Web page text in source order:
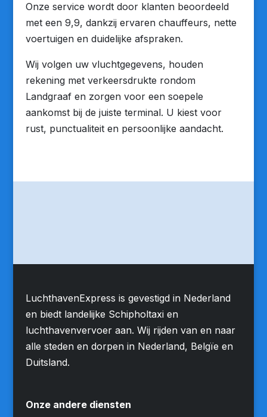
Onze service wordt door klanten beoordeeld
met een 9,9, dankzij ervaren chauffeurs, nette
voertuigen en duidelijke afspraken.
Wij volgen uw vluchtgegevens, houden
rekening met verkeersdrukte rondom
Landgraaf en zorgen voor een soepele
aankomst bij de juiste terminal. U kiest voor
rust, punctualiteit en persoonlijke aandacht.
LuchthavenExpress is gevestigd in Nederland
en biedt landelijke Schipholtaxi en
luchthavenvervoer aan. Wij rijden van en naar
alle steden en dorpen in Nederland, Belgïe en
Duitsland.
Onze andere diensten